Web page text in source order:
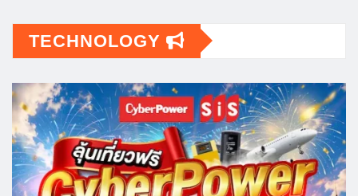
TECHNOLOGY